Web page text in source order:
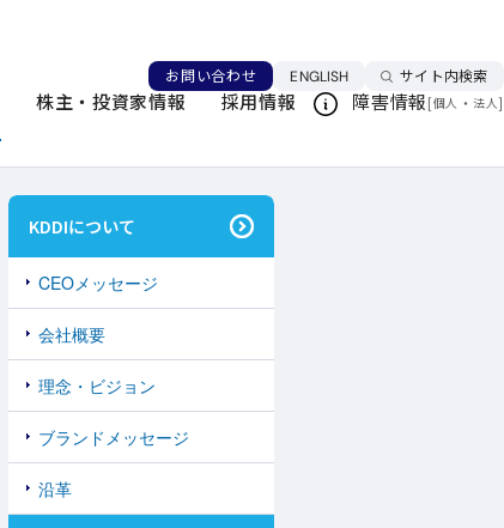
お問い合わせ ENGLISH言語を切り替える
サイト内検索
株主・投資家情報 採用情報 障害情報[個人 ・ 法人]
このページを印刷する
KDDIについて
CEOメッセージ
会社概要
理念・ビジョン
ブランドメッセージ
沿革